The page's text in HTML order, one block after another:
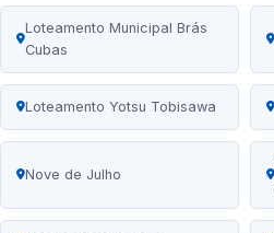
Loteamento Municipal Brás
Cubas
Loteamento Yotsu Tobisawa
Nove de Julho